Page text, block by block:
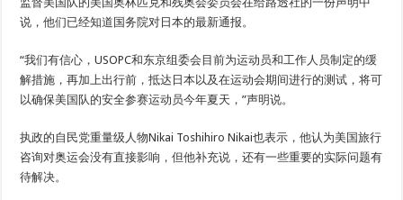
说，他们已经知道国务院对日本的最新通报。
“我们有信心，USOPC和东京组委会目前为运动员和工作人员制定的缓
解措施，再加上出行前，抵达日本以及在运动会期间进行的测试，将可
以确保美国队的安全参赛运动员今年夏天，”声明说。
执政的自民党重量级人物Nikai Toshihiro Nikai也表示，他认为美国旅行
咨询对奥运会没有直接影响，但他补充说，还有一些重要的实际问题有
待解决。